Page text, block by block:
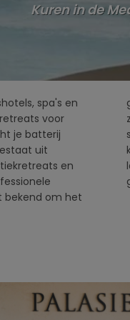
Kuren in de
spa's en
voor
je batterij
uit
en
bekend om het
thema's
balans,
heerlijke
en een
en